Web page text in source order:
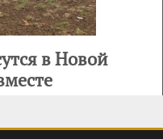
в Новой